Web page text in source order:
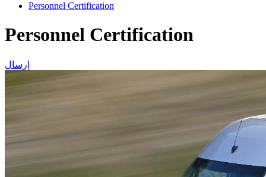
Personnel Certification
Personnel Certification
إرسال